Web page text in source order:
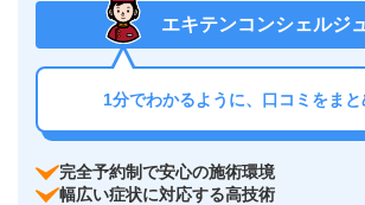
エキテンコンシェルジ
1分でわかるように、口コミをまと
完全予約制で安心の施術環境
幅広い症状に対応する高技術